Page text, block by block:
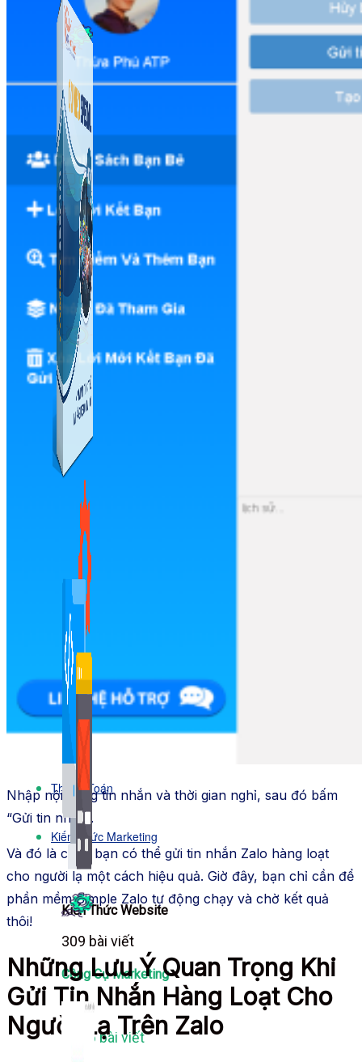
Công Cụ Marketing
1,066 bài viết
Thủ Thuật Facebook
536 bài viết
Kiếm Tiền MMO
1,422 bài viết
Kiến Thức Website
309 bài viết
Combo Special
Combo 3 phần mềm tự chọn: chương trình bán hàng
mà ATPTeam triển khai.
Xem thêm phần mềm khác
Xem thêm phần mềm khác
Bảng Giá
Thanh Toán
Kiến Thức Marketing
Công Cụ Marketing
1,066 bài viết
Nhập nội dung tin nhắn và thời gian nghỉ, sau đó bấm
“Gửi tin nhắn”.
Và đó là cách bạn có thể gửi tin nhắn Zalo hàng loạt
cho người lạ một cách hiệu quả. Giờ đây, bạn chỉ cần để
phần mềm Simple Zalo tự động chạy và chờ kết quả
thôi!
Những Lưu Ý Quan Trọng Khi
Gửi Tin Nhắn Hàng Loạt Cho
Người Lạ Trên Zalo